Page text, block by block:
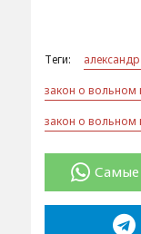
Теги:
закон о вольном
закон о вольном
Самые